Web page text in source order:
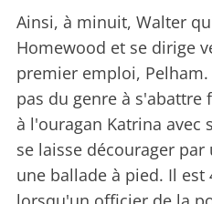
Ainsi, à minuit, Walter
Homewood et se dirige
premier emploi,
pas du genre à s'abattre
à l'ouragan Katrina avec
se laisse décourager
une ballade à pied. Il